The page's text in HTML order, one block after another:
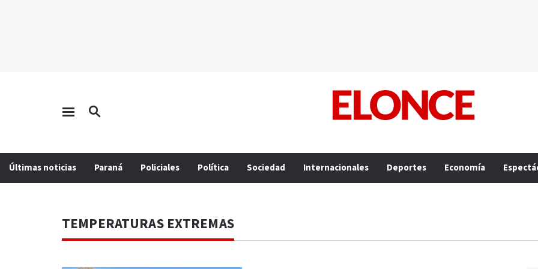
Últimas noticias Paraná Policiales Política Sociedad Internacionales Deportes Economía
TEMPERATURAS EXTREMAS